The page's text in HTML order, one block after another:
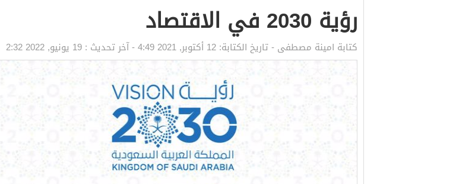
رؤية 2030 في الاقتصاد
كتابة امينة مصطفى - تاريخ الكتابة: 12 أكتوبر, 2021 4:49 - آخر تحديث : 19 يونيو, 2022 2:32